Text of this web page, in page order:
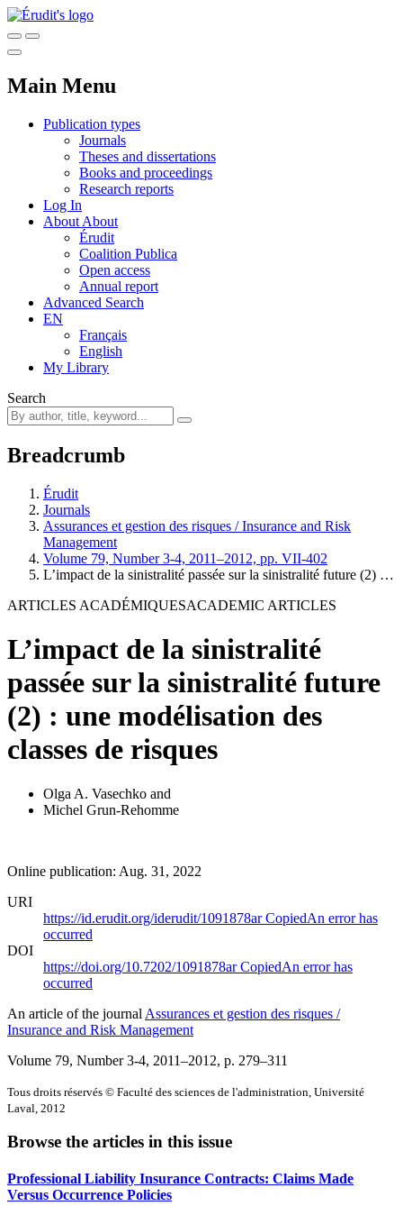
Main Menu
Publication types
Journals
Theses and dissertations
Books and proceedings
Research reports
Log In
About About
Érudit
Coalition Publica
Open access
Annual report
Advanced Search
EN
Français
English
My Library
Search
Breadcrumb
Érudit
Journals
Assurances et gestion des risques / Insurance and Risk
Management
Volume 79, Number 3-4, 2011–2012, pp. VII-402
L’impact de la sinistralité passée sur la sinistralité future (2) …
ARTICLES ACADÉMIQUESACADEMIC ARTICLES
L’impact de la sinistralité
passée sur la sinistralité future
(2) : une modélisation des
classes de risques
Olga A. Vasechko and
Michel Grun-Rehomme
Online publication: Aug. 31, 2022
URI
https://id.erudit.org/iderudit/1091878arCopiedAn error has
occurred
DOI
https://doi.org/10.7202/1091878arCopiedAn error has
occurred
An article of the journal Assurances et gestion des risques /
Insurance and Risk Management
Volume 79, Number 3-4, 2011–2012, p. 279–311
Tous droits réservés © Faculté des sciences de l'administration, Université
Laval, 2012
Browse the articles in this issue
Professional Liability Insurance Contracts: Claims Made
Versus Occurrence Policies